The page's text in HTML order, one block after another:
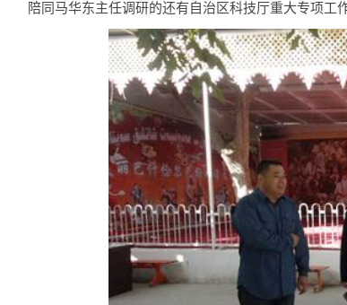
陪同马华东主任调研的还有自治区科技厅重大专项工